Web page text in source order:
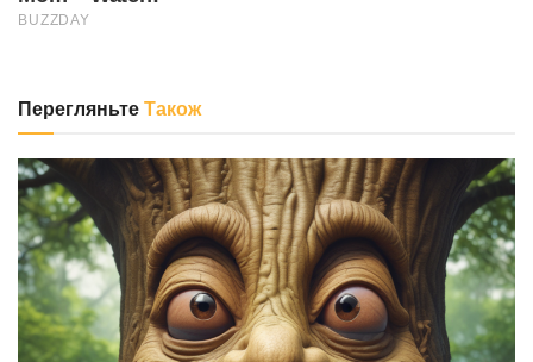
ПерегляньтеТакож